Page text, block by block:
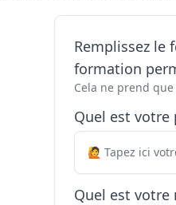
Remplissez le
formation
Cela ne prend
Quel est votre
Quel est votre